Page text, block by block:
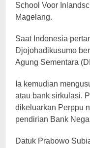
School Voor
Magelang.
Saat Indonesia
Djojohadikusumo
Agung Sementara
Ia kemudian
atau bank sirkulasi.
dikeluarkan Perppu
pendirian Bank
Datuk Prabowo